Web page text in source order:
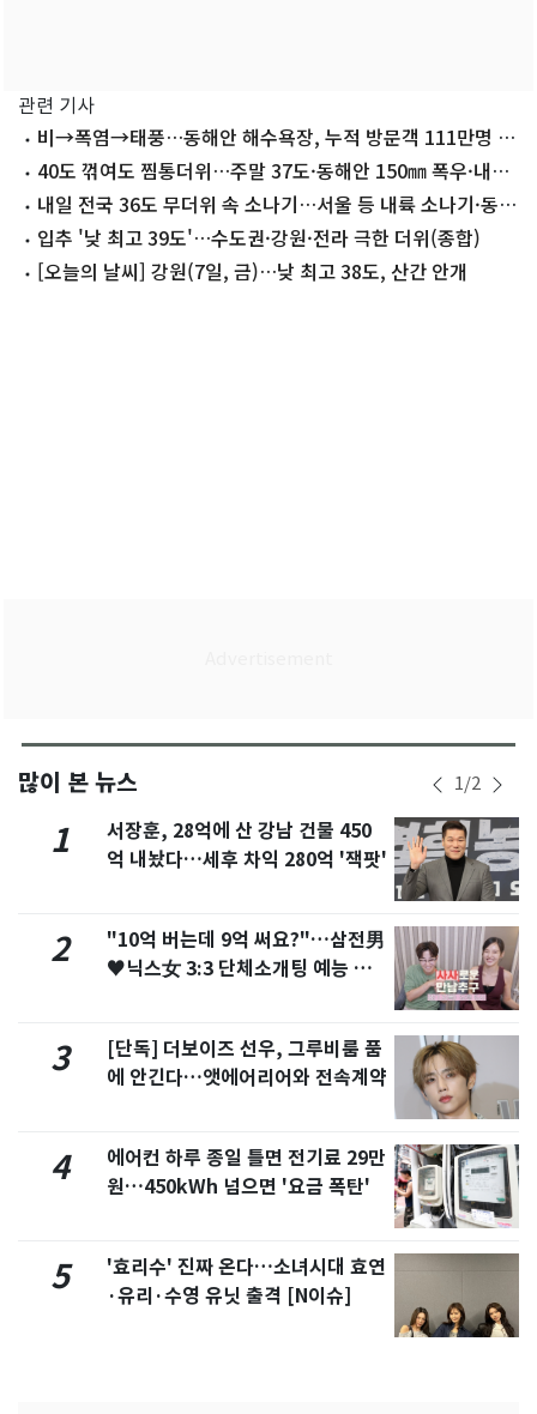
관련 기사
비→폭염→태풍…동해안 해수욕장, 누적 방문객 111만명 줄
었다40도 꺾여도 찜통더위…주말 37도·동해안 150㎜ 폭우·내륙
소나기
내일 전국 36도 무더위 속 소나기…서울 등 내륙 소나기·동
해안 폭우
입추 '낮 최고 39도'…수도권·강원·전라 극한 더위(종합)
[오늘의 날씨] 강원(7일, 금)…낮 최고 38도, 산간 안개
많이 본 뉴스 1/2
1
서장훈, 28억에 산 강남 건물 450
억 내놨다…세후 차익 280억 '잭팟'
2
"10억 버는데 9억 써요?"…삼전男
♥닉스女 3:3 단체소개팅 예능 화
3
[단독] 더보이즈 선우, 그루비룸 품
에 안긴다…앳에어리어와 전속계약
4
에어컨 하루 종일 틀면 전기료 29만
원…450kWh 넘으면 '요금 폭탄'
5
'효리수' 진짜 온다…소녀시대 효연
·유리·수영 유닛 출격 [N이슈]